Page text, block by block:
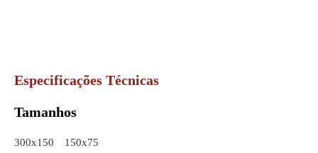
Especificações Técnicas
Tamanhos
300x150
150x75